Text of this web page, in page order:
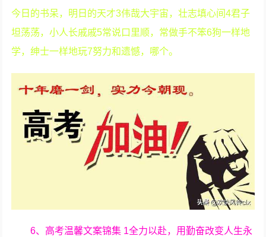
今日的书呆，明日的天才3伟哉大宇宙，壮志填心间4君子
坦荡荡，小人长戚戚5常说口里顺，常做手不笨6狗一样地
学，绅士一样地玩7努力和遗憾，哪个。
6、高考温馨文案锦集 1全力以赴，用勤奋改变人生永